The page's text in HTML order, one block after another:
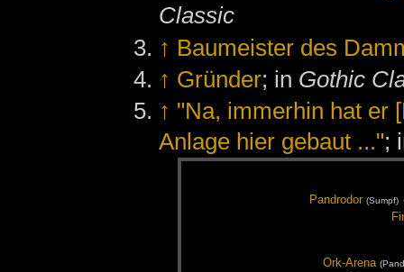
Classic
↑ Baumeister des
↑ Gründer; in Gothic
↑ "Na, immerhin hat er
Anlage hier gebaut ...";
Pand­ro­dor (Sumpf)
Ork-Are­na